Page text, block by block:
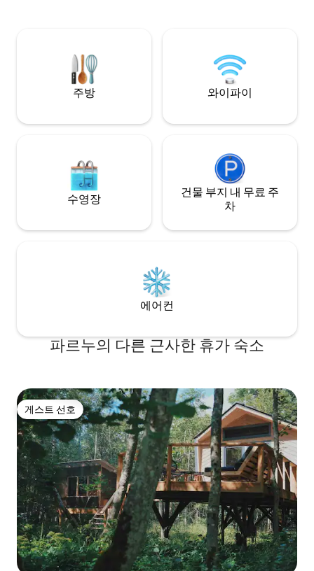
also private parking inside the yard.
주방 와이파이
수영장
건물 부지 내 무료 주
차
에어컨
파르누의 다른 근사한 휴가 숙소
게스트 선호
게스트 선호